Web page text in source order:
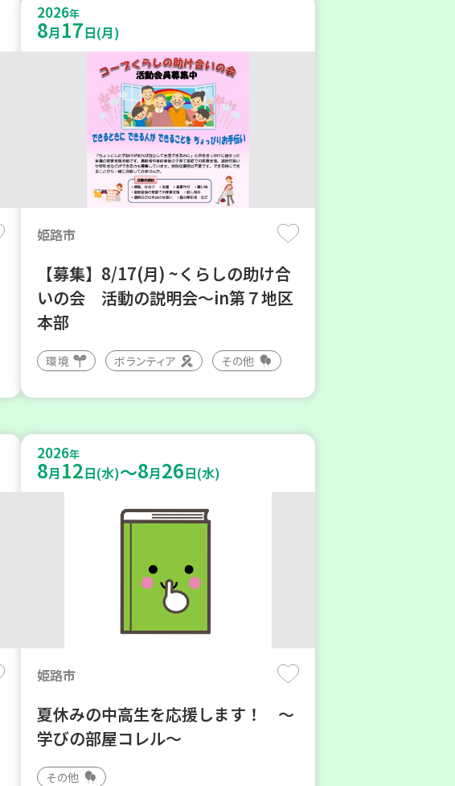
2026年
8月 17日(月)
姫路市
【募集】8/17(月) ~くらしの助け合
いの会 活動の説明会～in第７地区
本部
環境 ボランティア その他
2026年
8月 12日(水)～8月26日(水)
姫路市
夏休みの中高生を応援します！ ～
学びの部屋コレル～
その他